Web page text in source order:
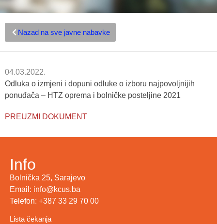
Nazad na sve javne nabavke
04.03.2022.
Odluka o izmjeni i dopuni odluke o izboru najpovoljnijih
ponuđača – HTZ oprema i bolničke posteljine 2021
PREUZMI DOKUMENT
Info
Bolnička 25, Sarajevo
Email: info@kcus.ba
Telefon: +387 33 29 70 00
Lista čekanja